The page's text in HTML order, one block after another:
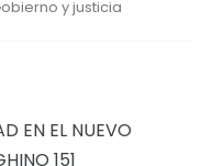
y justicia
EN EL NUEVO
151